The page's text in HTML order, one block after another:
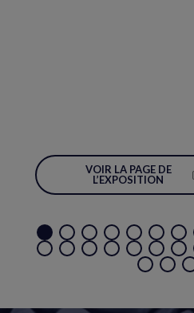
VOIR LA PAGE DE
L’EXPOSITION(NOUVELLE